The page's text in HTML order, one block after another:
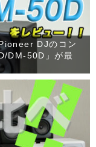
DJのコン
DM-50D」が最